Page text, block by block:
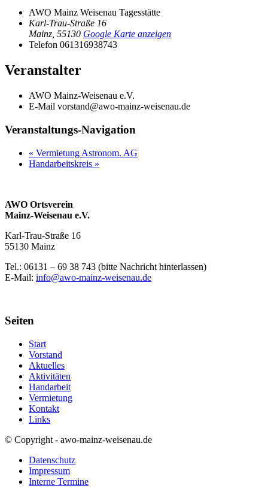
AWO Mainz Weisenau Tagesstätte
Karl-Trau-Straße 16
Mainz 55130 Google Karte anzeigen
Telefon 061316938743
Veranstalter
AWO Mainz-Weisenau e.V.
E-Mail vorstand@awo-mainz-weisenau.de
Veranstaltungs-Navigation
« Vermietung Astronom. AG
Handarbeitskreis »
AWO Ortsverein
Mainz-Weisenau e.V.
Karl-Trau-Straße 16
55130 Mainz
Tel.: 06131 – 69 38 743 (bitte Nachricht hinterlassen)
E-Mail: info@awo-mainz-weisenau.de
Seiten
Start
Vorstand
Aktuelles
Aktivitäten
Handarbeit
Vermietung
Kontakt
Links
© Copyright - awo-mainz-weisenau.de
Datenschutz
Impressum
Interne Termine